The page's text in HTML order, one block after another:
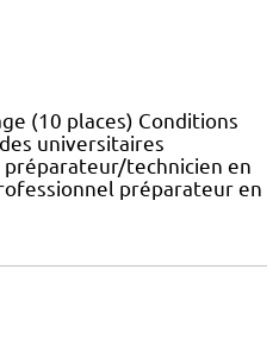
(10 places) Conditions
universitaires
technicien en
préparateur en